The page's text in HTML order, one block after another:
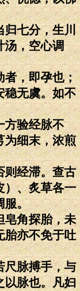
归七分，生川
汤，空心调
者，即孕也；
稳无虞。如不
方验经脉不
为细末，浓煎
则经滞。查古
）、炙草各一
服。
皂角探胎，未
胎亦不免于吐
尺脉搏手，与
以脉也。凡妇